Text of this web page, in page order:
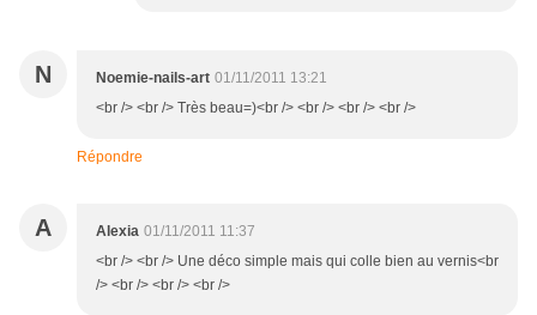
N Noemie-nails-art 01/11/2011 13:21
<br /> <br /> Très beau=)<br /> <br /> <br /> <br />
Répondre
A Alexia 01/11/2011 11:37
<br /> <br /> Une déco simple mais qui colle bien au vernis<br
/> <br /> <br /> <br />